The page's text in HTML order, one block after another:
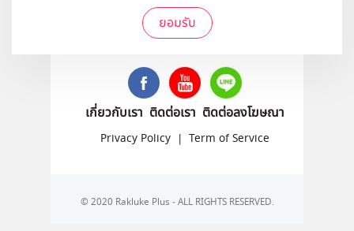
ยอมรับ
ติดตามเราได้ที่
เกี่ยวกับเรา ติดต่อเรา ติดต่อลงโฆษณา
Privacy Policy | Term of Service
© 2020 Rakluke Plus - ALL RIGHTS RESERVED.